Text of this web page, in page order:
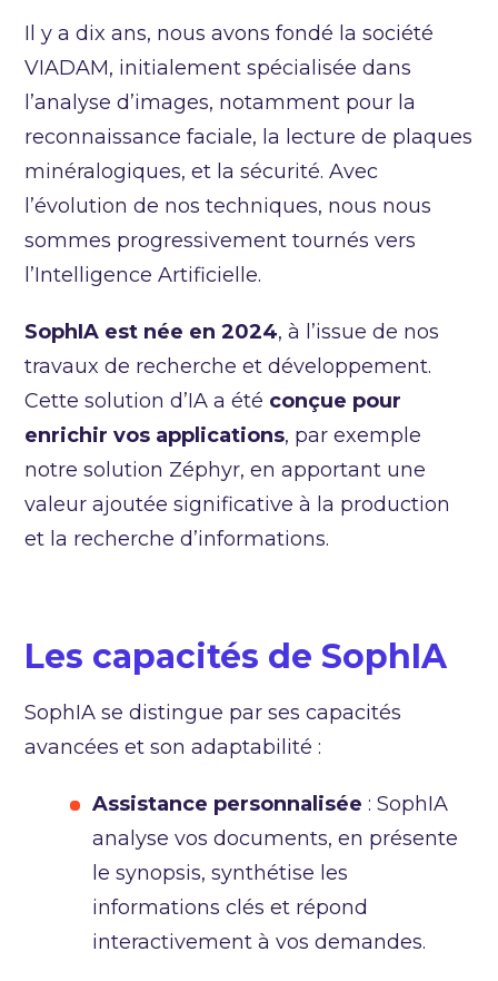
Il y a dix ans, nous avons fondé la société
VIADAM, initialement spécialisée dans
l’analyse d’images, notamment pour la
reconnaissance faciale, la lecture de plaques
minéralogiques, et la sécurité. Avec
l’évolution de nos techniques, nous nous
sommes progressivement tournés vers
l’Intelligence Artificielle.
SophIA est née en 2024, à l’issue de nos
travaux de recherche et développement.
Cette solution d’IA a été conçue pour
enrichir vos applications, par exemple
notre solution Zéphyr, en apportant une
valeur ajoutée significative à la production
et la recherche d’informations.
Les capacités deSophIA
SophIA se distingue par ses capacités
avancées et son adaptabilité :
Assistance personnalisée : SophIA
analyse vos documents, en présente
le synopsis, synthétise les
informations clés et répond
interactivement à vos demandes.